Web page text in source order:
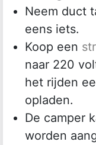
Neem duct
eens iets.
Koop een
naar 220
het rijden
opladen.
De camper
worden